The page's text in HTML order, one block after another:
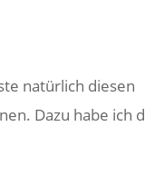
natürlich diesen
Dazu habe ich